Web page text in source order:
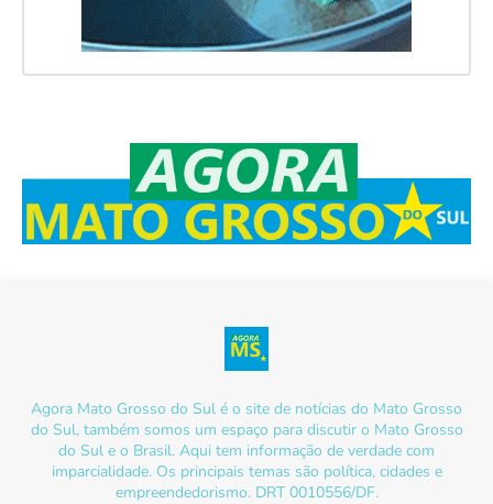
Agora Mato Grosso do Sul é o site de notícias do Mato Grosso
do Sul, também somos um espaço para discutir o Mato Grosso
do Sul e o Brasil. Aqui tem informação de verdade com
imparcialidade. Os principais temas são política, cidades e
empreendedorismo. DRT 0010556/DF.